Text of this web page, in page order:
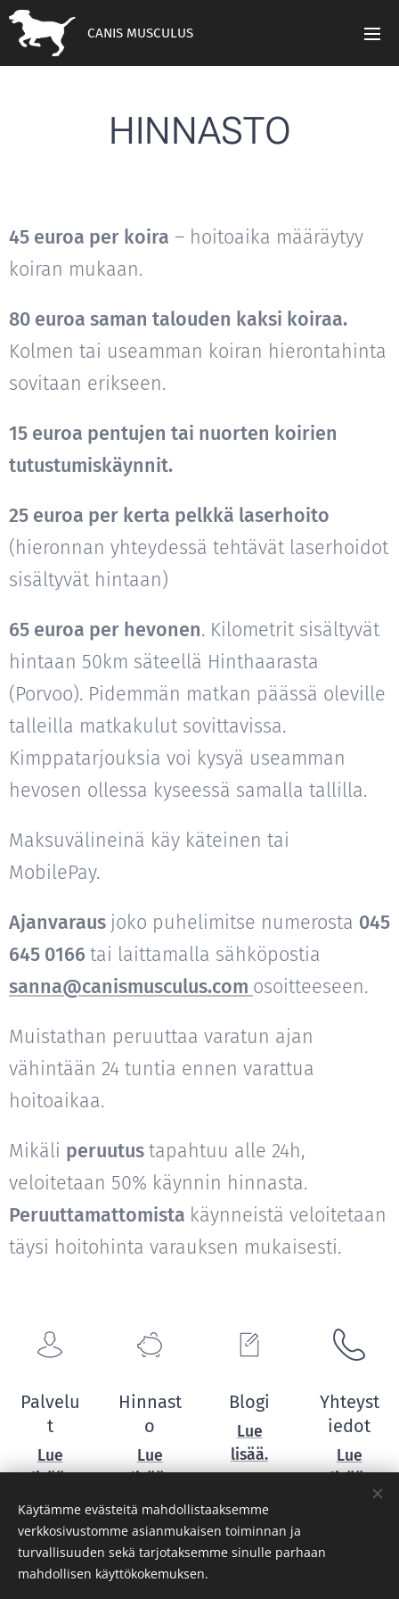
CANIS MUSCULUS
HINNASTO
45 euroa per koira – hoitoaika määräytyy
koiran mukaan.
80 euroa saman talouden kaksi koiraa.
Kolmen tai useamman koiran hierontahinta
sovitaan erikseen.
15 euroa pentujen tai nuorten koirien
tutustumiskäynnit.
25 euroa per kerta pelkkä laserhoito
(hieronnan yhteydessä tehtävät laserhoidot
sisältyvät hintaan)
65 euroa per hevonen. Kilometrit sisältyvät
hintaan 50km säteellä Hinthaarasta
(Porvoo). Pidemmän matkan päässä oleville
talleilla matkakulut sovittavissa.
Kimppatarjouksia voi kysyä useamman
hevosen ollessa kyseessä samalla tallilla.
Maksuvälineinä käy käteinen tai
MobilePay.
Ajanvaraus joko puhelimitse numerosta 045
645 0166 tai laittamalla sähköpostia
sanna@canismusculus.com osoitteeseen.
Muistathan peruuttaa varatun ajan
vähintään 24 tuntia ennen varattua
hoitoaikaa.
Mikäli peruutustapahtuu alle 24h,
veloitetaan 50% käynnin hinnasta.
Peruuttamattomista käynneistä veloitetaan
täysi hoitohinta varauksen mukaisesti.
Palvelu
t
Lue
Hinnast
o
Lue
Blogi
Lue
lisää.
Yhteyst
iedot
Lue
© 2023 CANIS MUSCULUS. Kuninkaantie 721, 00710 Hinthaara
Käytämme evästeitä mahdollistaaksemme
verkkosivustomme asianmukaisen toiminnan ja
turvallisuuden sekä tarjotaksemme sinulle parhaan
mahdollisen käyttökokemuksen.